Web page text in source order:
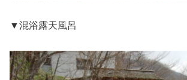
▼混浴露天風呂